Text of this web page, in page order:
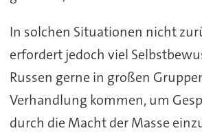
In solchen Situationen nicht
erfordert jedoch viel
Russen gerne in großen
Verhandlung kommen, um
durch die Macht der Masse